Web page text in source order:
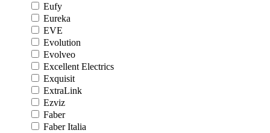
Eufy
Eureka
EVE
Evolution
Evolveo
Excellent Electrics
Exquisit
ExtraLink
Ezviz
Faber
Faber Italia